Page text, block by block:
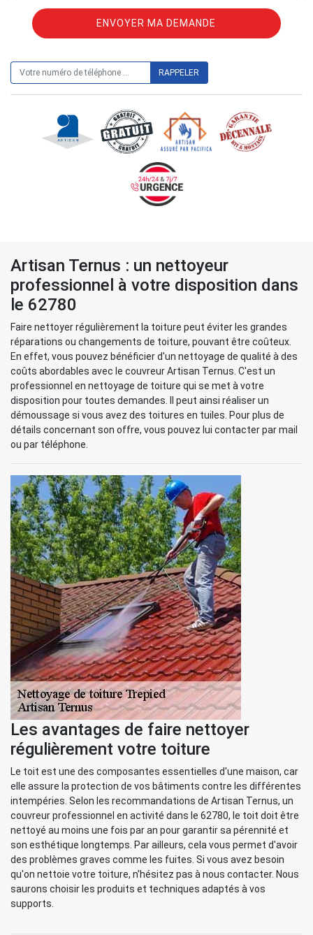
Artisan Ternus : un nettoyeur
professionnel à votre disposition dans
le 62780
Faire nettoyer régulièrement la toiture peut éviter les grandes
réparations ou changements de toiture, pouvant être coûteux.
En effet, vous pouvez bénéficier d'un nettoyage de qualité à des
coûts abordables avec le couvreur Artisan Ternus. C'est un
professionnel en nettoyage de toiture qui se met à votre
disposition pour toutes demandes. Il peut ainsi réaliser un
démoussage si vous avez des toitures en tuiles. Pour plus de
détails concernant son offre, vous pouvez lui contacter par mail
ou par téléphone.
Les avantages de faire nettoyer
régulièrement votre toiture
Le toit est une des composantes essentielles d'une maison, car
elle assure la protection de vos bâtiments contre les différentes
intempéries. Selon les recommandations de Artisan Ternus, un
couvreur professionnel en activité dans le 62780, le toit doit être
nettoyé au moins une fois par an pour garantir sa pérennité et
son esthétique longtemps. Par ailleurs, cela vous permet d'avoir
des problèmes graves comme les fuites. Si vous avez besoin
qu'on nettoie votre toiture, n'hésitez pas à nous contacter. Nous
saurons choisir les produits et techniques adaptés à vos
supports.